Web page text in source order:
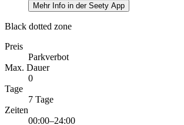
Mehr Info in der Seety App
Black dotted zone
Preis
Parkverbot
Max. Dauer
0
Tage
7 Tage
Zeiten
00:00–24:00